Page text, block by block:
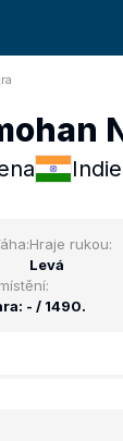
Indie
Hraje rukou:
Levá
- / 1490.